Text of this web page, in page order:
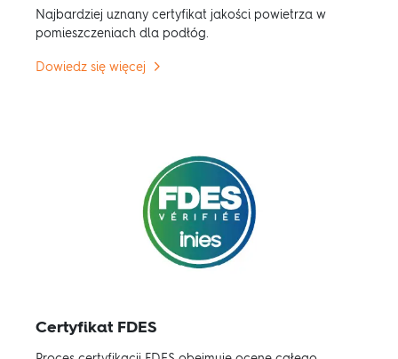
Najbardziej uznany certyfikat jakości powietrza w
pomieszczeniach dla podłóg.
Dowiedz się więcej
Certyfikat FDES